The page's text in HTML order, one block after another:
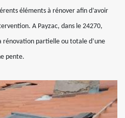
éléments à rénover afin d’avoir
A Payzac, dans le 24270,
rénovation partielle ou totale d’une
pente.